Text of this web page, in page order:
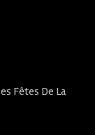
Fêtes De La